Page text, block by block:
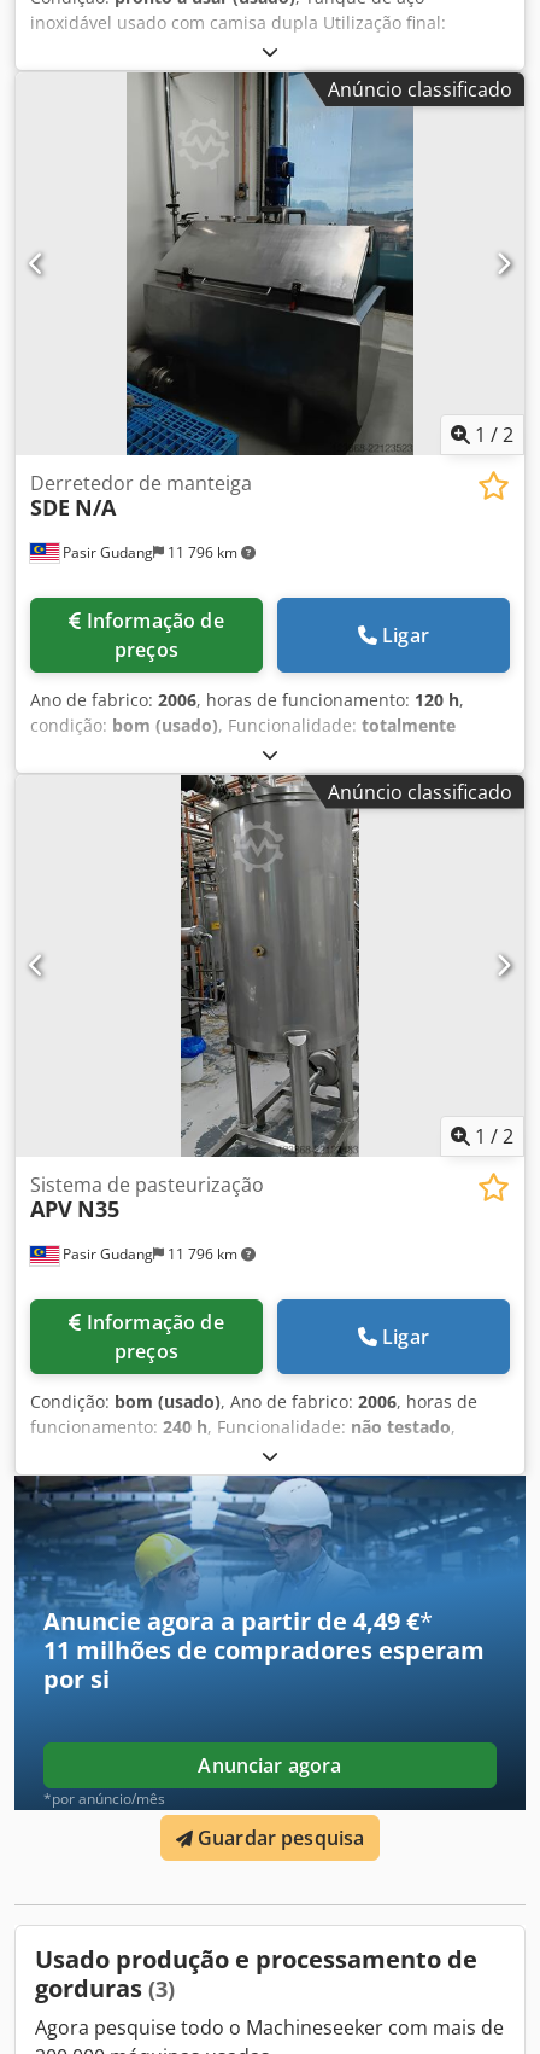
inoxidável usado com camisa dupla Utilização final:
alimentos O RECIPIENTE ESTÁ LIMPO! Item número: 10247
Volume: aprox. 400L Tipo: De pé em pé Material (peças
molhadas): 1.4301 / AISI304 Desenho: Malte duplo Parte
inferior da carroçaria: extremidade da caldeira O solo de
cima: Fundo plano com tampa com dobradiças Pressão de
operação de acordo com a placa de características: ATM
Dimensões do tanque: Diâmetro do contentor: 930mm
altura do cilindro: 450mm Altura total: Ca 1220mm altura
dos pés: 480mm materiais: Interior: 1.4301 / AISI 304 Fora:
1.4301 / AISI 304 instalações: Dedpfjd A Tt Aox Apcjkr
Camisa dupla à volta do cilindro e da parte inferior da
carroçaria Várias conexões Tampa articulada Montagem do
agitador Placa de identificação
Anúncio classificado
1 /2
Pasir Gudang 11 796 km
Derretedor de manteiga
SDE N/A
preços
Ligar
Ano de fabrico: 2006, horas de funcionamento: 120 h,
condição: bom (usado), Funcionalidade: totalmente
, Derretedeira de manteiga com bomba de
transferência (marca Technica Pompe) Dedpfx
Anúncio classificado
1 /2
Pasir Gudang 11 796 km
Sistema de pasteurização
APV N35
preços
Ligar
Condição: bom (usado), Ano de fabrico: 2006, horas de
funcionamento: 240 h, Funcionalidade: não testado,
Sistema de pasteurização Dsdpfx Aezdf T Nepcjkr
Anuncie agora a partir de 4,49 €*
11 milhões de compradores esperam
por si
Anunciar agora
*por anúncio/mês
Guardar pesquisa
Usado produção e processamento de
gorduras (3)
Agora pesquise todo o Machineseeker com mais de